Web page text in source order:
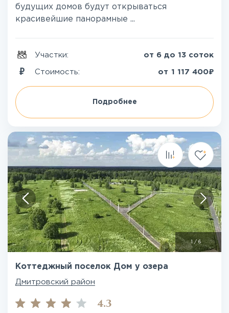
будущих домов будут открываться
красивейшие панорамные ...
Участки: от 6 до 13 соток
Стоимость: от 1 117 400₽
Подробнее
1/ 6
Коттеджный поселок Дом у озера
Дмитровский район
4.3